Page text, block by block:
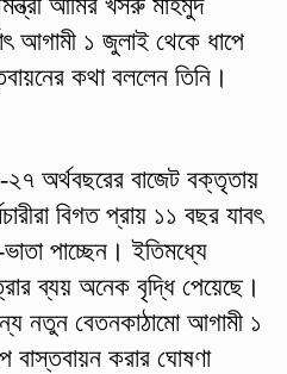
আগামী ১ জুলাই থেকে ধাপে
কথা বললেন তিনি।
অর্থবছরের বাজেট বক্তৃতায়
বিগত প্রায় ১১ বছর যাবৎ
পাচ্ছেন। ইতিমধ্যে
ব্যয় অনেক বৃদ্ধি পেয়েছে।
নতুন বেতনকাঠামো আগামী ১
বাস্তবায়ন করার ঘোষণা